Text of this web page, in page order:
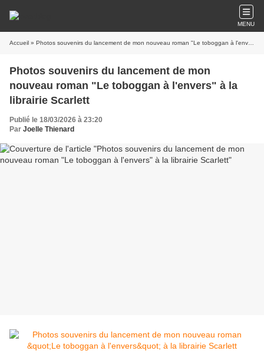
MENU
Accueil » Photos souvenirs du lancement de mon nouveau roman "Le toboggan à l'envers" à la librairie Scarlett
Photos souvenirs du lancement de mon
nouveau roman "Le toboggan à l'envers" à la
librairie Scarlett
Publié le 18/03/2026 à 23:20
Par Joelle Thienard